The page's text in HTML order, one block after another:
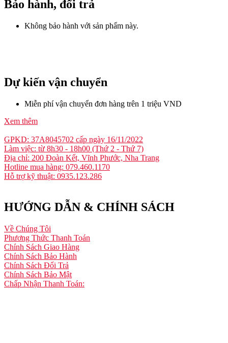
Bảo hành, đổi trả
Không bảo hành với sản phẩm này.
Dự kiến vận chuyển
Miễn phí vận chuyển đơn hàng trên 1 triệu VND
Xem thêm
GPKD: 37A8045702 cấp ngày 16/11/2022
Làm việc: từ 8h30 - 18h00 (Thứ 2 - Thứ 7)
Địa chỉ: 200 Đoàn Kết, Vĩnh Phước, Nha Trang
Hotline mua hàng: 079.460.1170
Hỗ trợ kỹ thuật: 0935.123.286
HƯỚNG DẪN & CHÍNH SÁCH
Về Chúng Tôi
Phương Thức Thanh Toán
Chính Sách Giao Hàng
Chính Sách Bảo Hành
Chính Sách Đổi Trả
Chính Sách Bảo Mật
Chấp Nhận Thanh Toán: